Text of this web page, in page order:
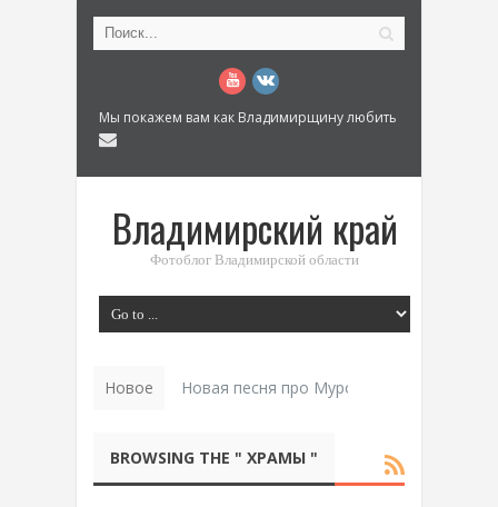
Мы покажем вам как Владимирщину любить
Владимирский край
Фотоблог Владимирской области
Новое Новая песня про Муром: «Былинный
BROWSING THE " ХРАМЫ "